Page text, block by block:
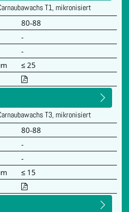
T1, mikronisiert
80-88
-
-
≤ 25
T3, mikronisiert
80-88
-
-
≤ 15